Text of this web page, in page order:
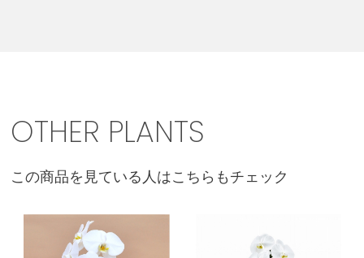
OTHER PLANTS
この商品を見ている人はこちらもチェック